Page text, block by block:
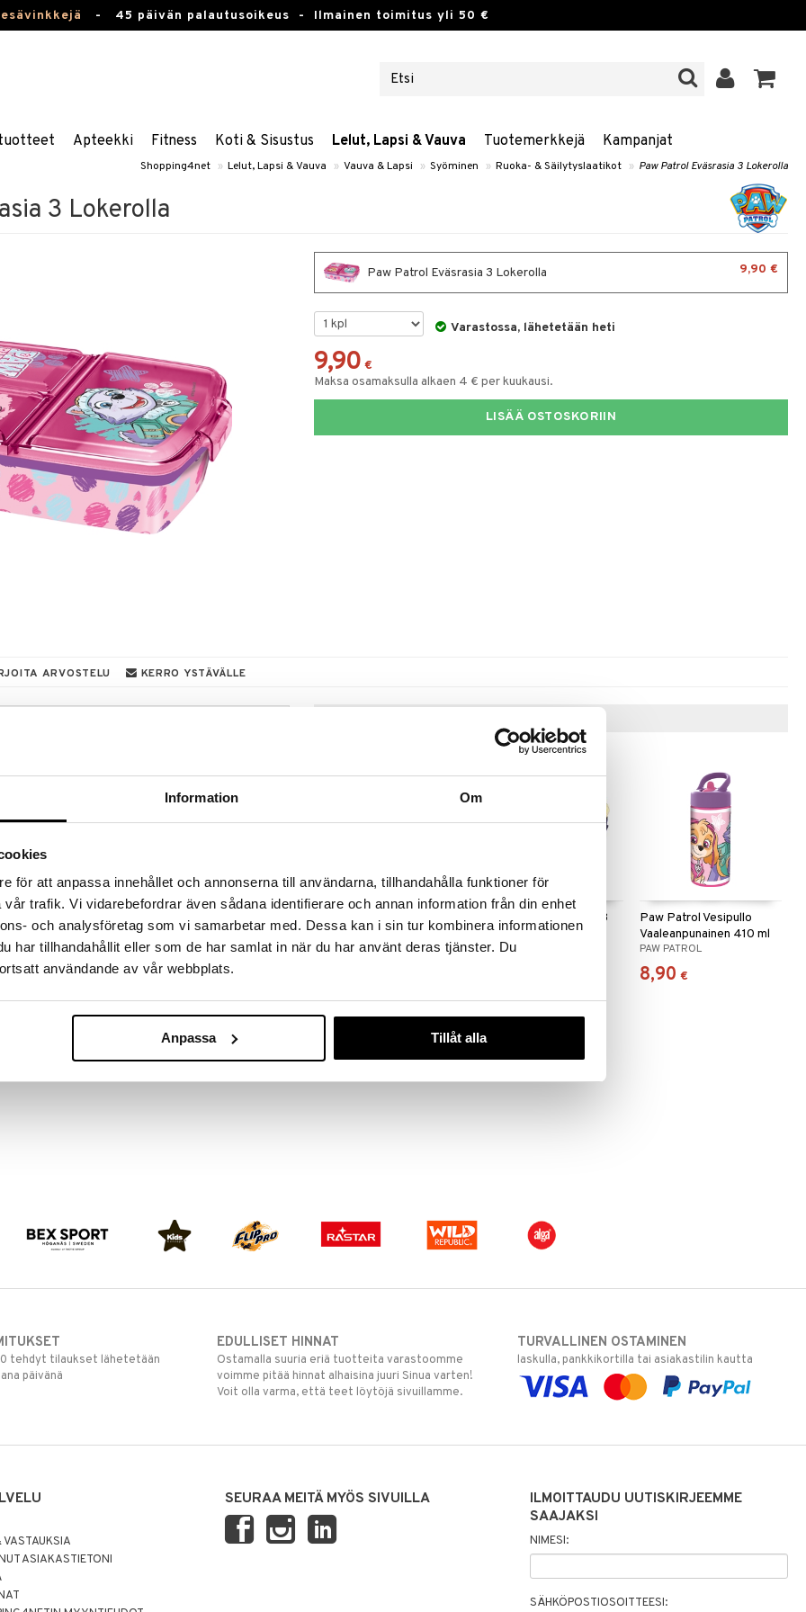
Information Om
för att anpassa innehållet och annonserna till användarna, tillhandahålla funktioner för
trafik. Vi vidarebefordrar även sådana identifierare och annan information från din enhet
och analysföretag som vi samarbetar med. Dessa kan i sin tur kombinera informationen
har tillhandahållit eller som de har samlat in när du har använt deras tjänster. Du
användande av vår webbplats.
Anpassa Tillåt alla
- 45 päivän palautusoikeus - Ilmainen toimitus yli 50 €
Apteekki Fitness Koti & Sisustus Lelut, Lapsi & Vauva Tuotemerkkejä Kampanjat
Shopping4net » Lelut, Lapsi & Vauva » Vauva & Lapsi » Syöminen » Ruoka- & Säilytyslaatikot » Paw Patrol Eväsrasia 3 Lokerolla
3 Lokerolla
Paw Patrol Eväsrasia 3 Lokerolla 9,90 €
Varastossa, lähetetään heti
9,90 €
Maksa osamaksulla alkaen 4 € per kuukausi.
LISÄÄ OSTOSKORIIN
ARVOSTELU KERRO YSTÄVÄLLE
31.8.2026 asti mutta ole nopea -
voivat päästä loppumaan!
ale-löydöt »
Eväsrasia on valmistettu muovista, ja siinä on
helposti sivuilla olevilla lukoilla. Täydellinen
automatkaa tai koulumatkaa varten. Ei sisällä
Gabby's Dollhouse
Vesipullo 410 ml
GABBY'S DOLLHOUSE
Paw Patrol Eväsrasia 3
Lokerolla Sininen
PAW PATROL
Paw Patrol Vesipullo
Vaaleanpunainen 410 ml
PAW PATROL
8,90 €
tehdyt tilaukset lähetetään
päivänä
EDULLISET HINNAT
Ostamalla suuria eriä tuotteita varastoomme
voimme pitää hinnat alhaisina juuri Sinua varten!
Voit olla varma, että teet löytöjä sivuillamme.
TURVALLINEN OSTAMINEN
laskulla, pankkikortilla tai asiakastilin kautta
ASIAKASTIETONI
SEURAA MEITÄ MYÖS SIVUILLA
ILMOITTAUDU UUTISKIRJEEMME
SAAJAKSI
NIMESI:
SÄHKÖPOSTIOSOITTEESI: